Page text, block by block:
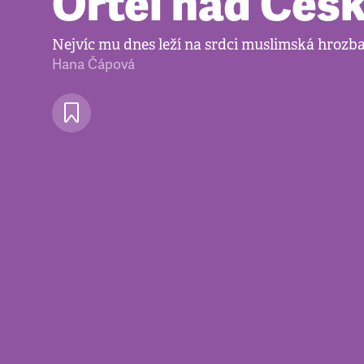
Nejvíc mu dnes leží na srdci muslimská
Hana Čápová